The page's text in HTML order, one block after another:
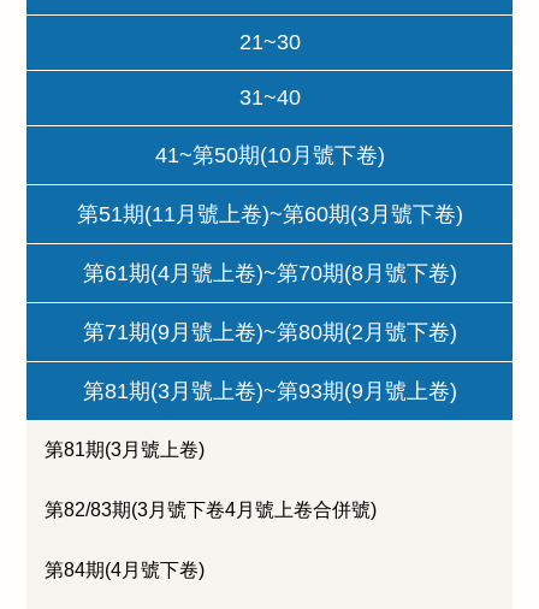
21~30
31~40
41~第50期(10月號下卷)
第51期(11月號上卷)~第60期(3月號下卷)
第61期(4月號上卷)~第70期(8月號下卷)
第71期(9月號上卷)~第80期(2月號下卷)
第81期(3月號上卷)~第93期(9月號上卷)
第81期(3月號上卷)
第82/83期(3月號下卷4月號上卷合併號)
第84期(4月號下卷)